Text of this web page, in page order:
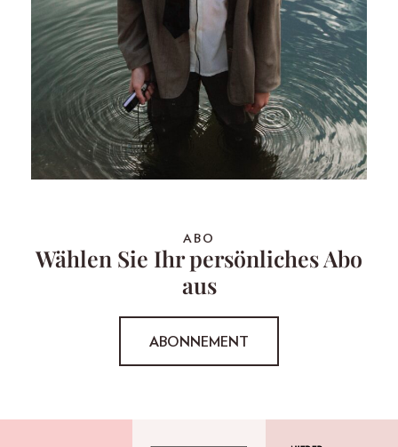
ABO
Wählen Sie Ihr persönliches Abo
aus
ABONNEMENT